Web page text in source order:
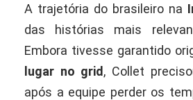
A trajetória do brasileiro na
das histórias mais
Embora tivesse garantido
lugar no grid , Collet
após a equipe perder os